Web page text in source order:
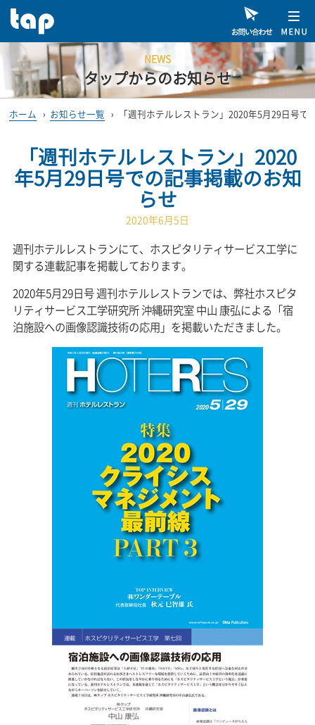
NEWS
タップからのお知らせ
ホーム › お知らせ一覧 › 「週刊ホテルレストラン」2020年5月29日号で
「週刊ホテルレストラン」2020
年5月29日号での記事掲載のお知
らせ
2020年6月5日
週刊ホテルレストランにて、ホスピタリティサービス工学に
関する連載記事を掲載しております。
2020年5月29日号 週刊ホテルレストランでは、弊社ホスピタ
リティサービス工学研究所 沖縄研究室 中山 康弘による「宿
泊施設への画像認識技術の応用」を掲載いただきました。